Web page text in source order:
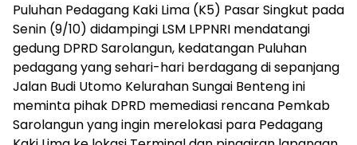
Puluhan Pedagang Kaki Lima (K5) Pasar Singkut pada
Senin (9/10) didampingi LSM LPPNRI mendatangi
gedung DPRD Sarolangun, kedatangan Puluhan
pedagang yang sehari-hari berdagang di sepanjang
Jalan Budi Utomo Kelurahan Sungai Benteng ini
meminta pihak DPRD memediasi rencana Pemkab
Sarolangun yang ingin merelokasi para Pedagang